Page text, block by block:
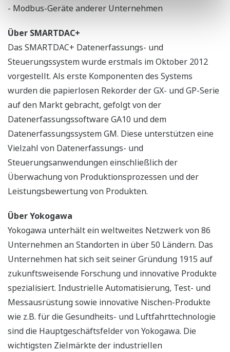
- Modbus-Geräte anderer Unternehmen
Über SMARTDAC+
Das SMARTDAC+ Datenerfassungs- und
Steuerungssystem wurde erstmals im Oktober 2012
vorgestellt. Als erste Komponenten des Systems
wurden die papierlosen Rekorder der GX- und GP-Serie
auf den Markt gebracht, gefolgt von der
Datenerfassungssoftware GA10 und dem
Datenerfassungssystem GM. Diese unterstützen eine
Vielzahl von Datenerfassungs- und
Steuerungsanwendungen einschließlich der
Überwachung von Produktionsprozessen und der
Leistungsbewertung von Produkten.
Über Yokogawa
Yokogawa unterhält ein weltweites Netzwerk von 86
Unternehmen an Standorten in über 50 Ländern. Das
Unternehmen hat sich seit seiner Gründung 1915 auf
zukunftsweisende Forschung und innovative Produkte
spezialisiert. Industrielle Automatisierung, Test- und
Messausrüstung sowie innovative Nischen-Produkte
wie z.B. für die Gesundheits- und Luftfahrttechnologie
sind die Hauptgeschäftsfelder von Yokogawa. Die
wichtigsten Zielmärkte der industriellen